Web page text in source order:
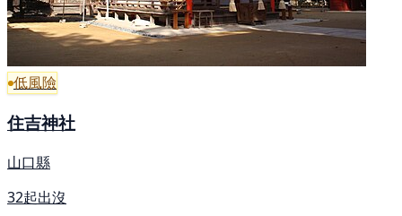
低風險
住吉神社
山口縣
32起出沒